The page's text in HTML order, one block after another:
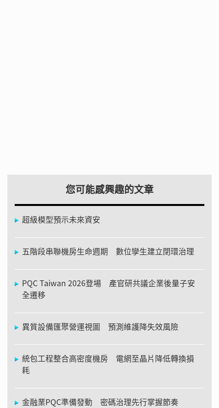
您可能感興趣的文章
超級模型預示未來資安
五階段串聯機房生命週期 數位孿生建立閉環治理
PQC Taiwan 2026登場 產官研共議企業後量子安
全遷移
異質設備匯聚營運視圖 預測維護降失效風險
統包工程整合高密度機房 電網至晶片降低轉換損
耗
金融業PQC準備發動 密碼治理先行掌握節奏